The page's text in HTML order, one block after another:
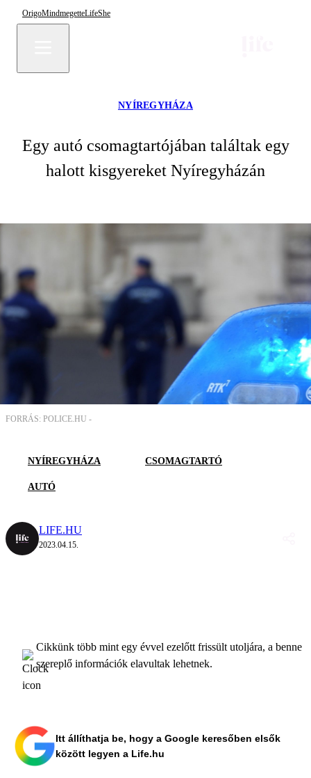
OrigoMindmegetteLifeShe
NYÍREGYHÁZA
Egy autó csomagtartójában találtak egy
halott kisgyereket Nyíregyházán
FORRÁS: POLICE.HU -
NYÍREGYHÁZA CSOMAGTARTÓ
AUTÓ
LIFE.HU
2023.04.15.
Cikkünk több mint egy évvel ezelőtt frissült utoljára, a benne
szereplő információk elavultak lehetnek.
Itt állíthatja be, hogy a Google keresőben elsők
között legyen a Life.hu